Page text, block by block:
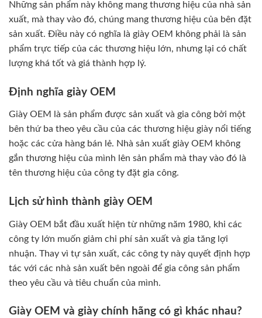
Những sản phẩm này không mang thương hiệu của nhà sản
xuất, mà thay vào đó, chúng mang thương hiệu của bên đặt
sản xuất. Điều này có nghĩa là giày OEM không phải là sản
phẩm trực tiếp của các thương hiệu lớn, nhưng lại có chất
lượng khá tốt và giá thành hợp lý.
Định nghĩa giày OEM
Giày OEM là sản phẩm được sản xuất và gia công bởi một
bên thứ ba theo yêu cầu của các thương hiệu giày nổi tiếng
hoặc các cửa hàng bán lẻ. Nhà sản xuất giày OEM không
gắn thương hiệu của mình lên sản phẩm mà thay vào đó là
tên thương hiệu của công ty đặt gia công.
Lịch sử hình thành giày OEM
Giày OEM bắt đầu xuất hiện từ những năm 1980, khi các
công ty lớn muốn giảm chi phí sản xuất và gia tăng lợi
nhuận. Thay vì tự sản xuất, các công ty này quyết định hợp
tác với các nhà sản xuất bên ngoài để gia công sản phẩm
theo yêu cầu và tiêu chuẩn của mình.
Giày OEM và giày chính hãng có gì khác nhau?